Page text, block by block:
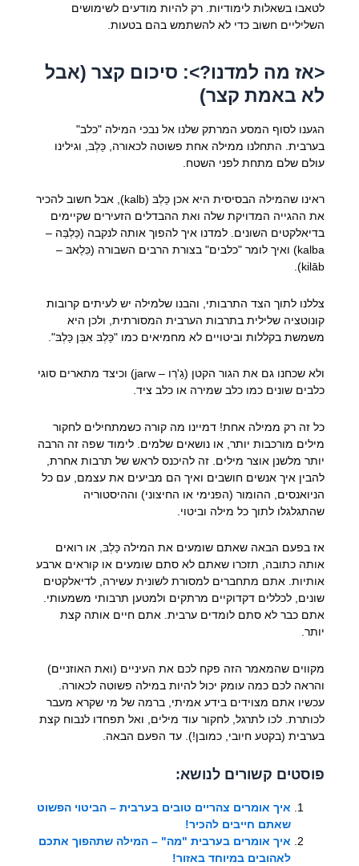
לטאבו בשאלות לימודיות. רק להיות מודעים לשימושים
השליליים חשוב כדי לא להשתמש בהם בטעות.
<אז מה למדנו?>: סיכום קצר (אבל
לא באמת קצר)
הגענו לסוף המסע המרתק שלנו אל נבכי המילה "כלב"
בערבית. התחלנו ממילה אחת פשוטה לכאורה, כַּלְבּ, וגילינו
עולם שלם מתחת לפני השטח.
ראינו שהמילה הבסיסית היא אכן כַּלְבּ (kalb), אבל חשוב להכיר
את ההגייה המדויקת שלה ואת ההבדלים הזעירים שקיימים
בדיאלקטים השונים. למדנו איך להפוך אותה לנקבה (כַּלְבַּה –
kalba) ואיך לומר "כלבים" בצורת הרבים השבורה (כִּלַאבּ –
kilāb).
צללנו לתוך הצד התרבותי, והבנו שלמילה יש לעיתים קרובות
קונוטציה שלילית בתרבות הערבית המסורתית, ולכן היא
משמשת בקללות וביטויים לא מחמיאים כמו "כַּלְבּ אִבְּן כַּלְבּ".
ולא שכחנו גם את הגור הקטן (גַ'רְו – jarw) וכיצד מתארים סוגי
כלבים שונים כמו כלב שמירה או כלב ציד.
כל זה רק ממילה אחת! דמיינו מה קורה כשמתחילים לחקור
מילים מורכבות יותר, או נושאים שלמים. לימוד שפה זה הרבה
יותר מלשנן אוצר מילים. זה להיכנס לראש של תרבות אחרת,
להבין איך אנשים חושבים ואיך הם מביעים את עצמם, עם כל
הניואנסים, ההומור (הפנימי או החיצוני) וההיסטוריה
שהתגלגלו לתוך כל מילה וביטוי.
אז בפעם הבאה שאתם שומעים את המילה כַּלְבּ, או רואים
אותה כתובה, תזכרו שאתם לא סתם שומעים או קוראים ארבע
אותיות. אתם מתחברים למסורת לשונית עשירה, לדיאלקטים
שונים, לכללים דקדוקיים מרתקים ולמטען תרבותי משמעותי.
אתם כבר לא סתם לומדים ערבית. אתם חיים אותה קצת
יותר.
מקווים שהמאמר הזה פקח לכם את העיניים (ואת האוזניים)
והראה לכם כמה עומק יכול להיות במילה פשוטה לכאורה.
עכשיו אתם מצוידים בידע אמיתי, ברמה של מי שקרא מעבר
לכותרת. לכו לתרגל, לחקור עוד מילים, ואל תפחדו לנבוח קצת
בערבית (בקטע חיובי, כמובן!). עד הפעם הבאה.
פוסטים קשורים לנושא:
איך אומרים צהריים טובים בערבית – הביטוי הפשוט
שאתם חייבים להכיר!
איך אומרים בערבית "מה" – המילה שתהפוך אתכם
לאהובים במיוחד באזור!